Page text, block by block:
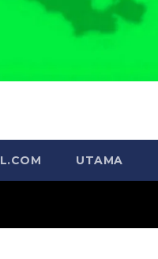
UTAMA